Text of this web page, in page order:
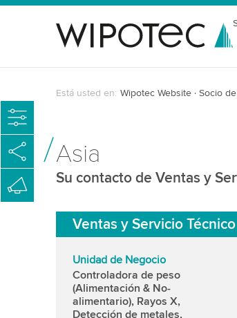
Está usted en: Wipotec Website Socio
Asia
Su contacto de Ventas y
Ventas y Servicio Técnico
Unidad de Negocio
Controladora de peso
(Alimentación & No-
alimentario), Rayos X,
Detección de metales,